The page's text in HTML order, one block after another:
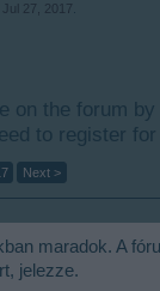
Jul 27, 2017
on the forum
to register
Next >
maradok. A
jelezze.